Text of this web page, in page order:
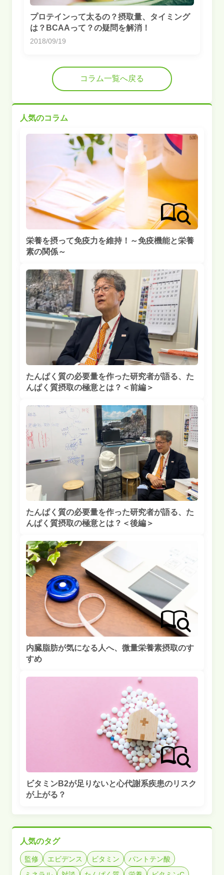
プロテインって太るの？摂取量、タイミング
は？BCAAって？の疑問を解消！
2018/09/19
コラム一覧へ戻る
人気のコラム
栄養を摂って免疫力を維持！～免疫機能と栄養
素の関係～
たんぱく質の必要量を作った研究者が語る、た
んぱく質摂取の極意とは？＜前編＞
たんぱく質の必要量を作った研究者が語る、た
んぱく質摂取の極意とは？＜後編＞
内臓脂肪が気になる人へ、微量栄養素摂取のす
すめ
ビタミンB2が足りないと心代謝系疾患のリスク
が上がる？
人気のタグ
監修 エビデンス ビタミン
パントテン酸